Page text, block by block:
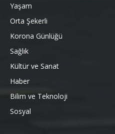
Yaşam
Orta Şekerli
Korona Günlüğü
Sağlık
Kültür ve Sanat
Haber
Bilim ve Teknoloji
Sosyal